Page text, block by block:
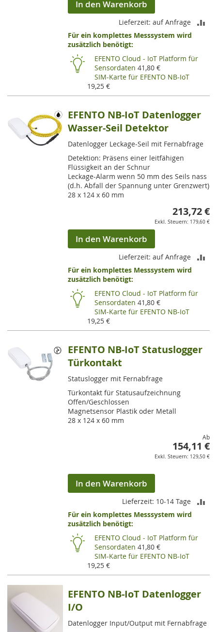
In den Warenkorb
Lieferzeit: auf Anfrage
Für ein komplettes Messsystem wird
zusätzlich benötigt:
EFENTO Cloud - IoT Platform für
Sensordaten 41,80 €
SIM-Karte für EFENTO NB-IoT
19,25 €
EFENTO NB-IoT Datenlogger
Wasser-Seil Detektor
Datenlogger Leckage-Seil mit Fernabfrage
Detektion: Präsens einer leitfähigen
Flüssigkeit an der Schnur
Leckage-Alarm wenn 50 mm des Seils nass
(d.h. Abfall der Spannung unter Grenzwert)
28 x 124 x 60 mm
213,72 €
179,60 €
In den Warenkorb
Lieferzeit: auf Anfrage
Für ein komplettes Messsystem wird
zusätzlich benötigt:
EFENTO Cloud - IoT Platform für
Sensordaten 41,80 €
SIM-Karte für EFENTO NB-IoT
19,25 €
EFENTO NB-IoT Statuslogger
Türkontakt
Statuslogger mit Fernabfrage
Türkontakt für Statusaufzeichnung
Offen/Geschlossen
Magnetsensor Plastik oder Metall
28 x 124 x 60 mm
Ab
154,11 €
129,50 €
In den Warenkorb
Lieferzeit: 10-14 Tage
Für ein komplettes Messsystem wird
zusätzlich benötigt:
EFENTO Cloud - IoT Platform für
Sensordaten 41,80 €
SIM-Karte für EFENTO NB-IoT
19,25 €
EFENTO NB-IoT Datenlogger
I/O
Datenlogger Input/Output mit Fernabfrage